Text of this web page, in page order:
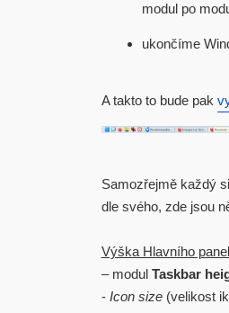
modul po
ukončíme
A takto to bude pak
Samozřejmě každý
dle svého, zde jsou
Výška Hlavního
– modul Taskbar
- Icon size(velikost